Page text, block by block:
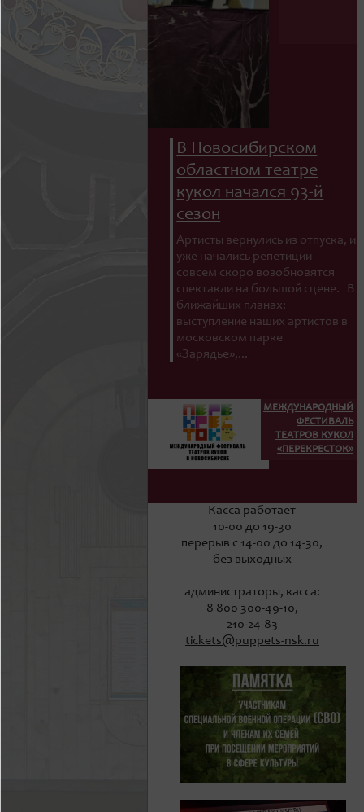
В Новосибирском
областном театре
кукол начался 93-й
сезон
Артисты вернулись из отпуска, и
уже начались репетиции –
совсем скоро возобновятся
спектакли на большой сцене. В
ближайших планах:
выступление наших артистов в
московском парке
«Зарядье»,...
МЕЖДУНАРОДНЫЙ
ФЕСТИВАЛЬ
ТЕАТРОВ КУКОЛ
«ПЕРЕКРЕСТОК»
Касса работает
10-00 до 19-30
перерыв с 14-00 до 14-30,
без выходных
администраторы, касса:
8 800 300-49-10,
210-24-83
tickets@puppets-nsk.ru